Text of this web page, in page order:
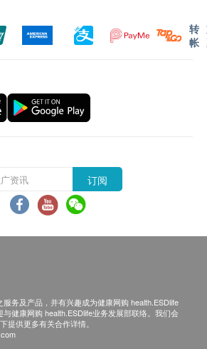
效去除水中99.9%细菌、孢子孢
、异味、沉淀物、浊度、重金属
发性有机物(含苯、二氯苯、毒杀
有的挥发性有机物，去除水中污染
人体有益的矿物质。
不占空间，维持台面、厨下空间舒
出水量可达2.8公升。即开即饮方
对人体有益的多种矿物质，令您和
新、洁净的饮用水。
复使用。
拆式设计，更换滤心只需短短5秒
同时解决传统式滤心更换时需要断
该订单，并且会於送货前透过电话
再作安排。
购之货品时，有责任检查货品是否
经确认签收，恕不接受退换。
装完整，如退换之产品有任何残缺
遗漏查询，顾客必须保留有效收据
货後3个工作天内按下列方式联络
客户服务部跟进。
转
帐
订阅
务及产品，并有兴趣成为健康网购 health.ESDlife
健康网购 health.ESDlife业务发展部联络。我们会
提供更多有关合作详情。